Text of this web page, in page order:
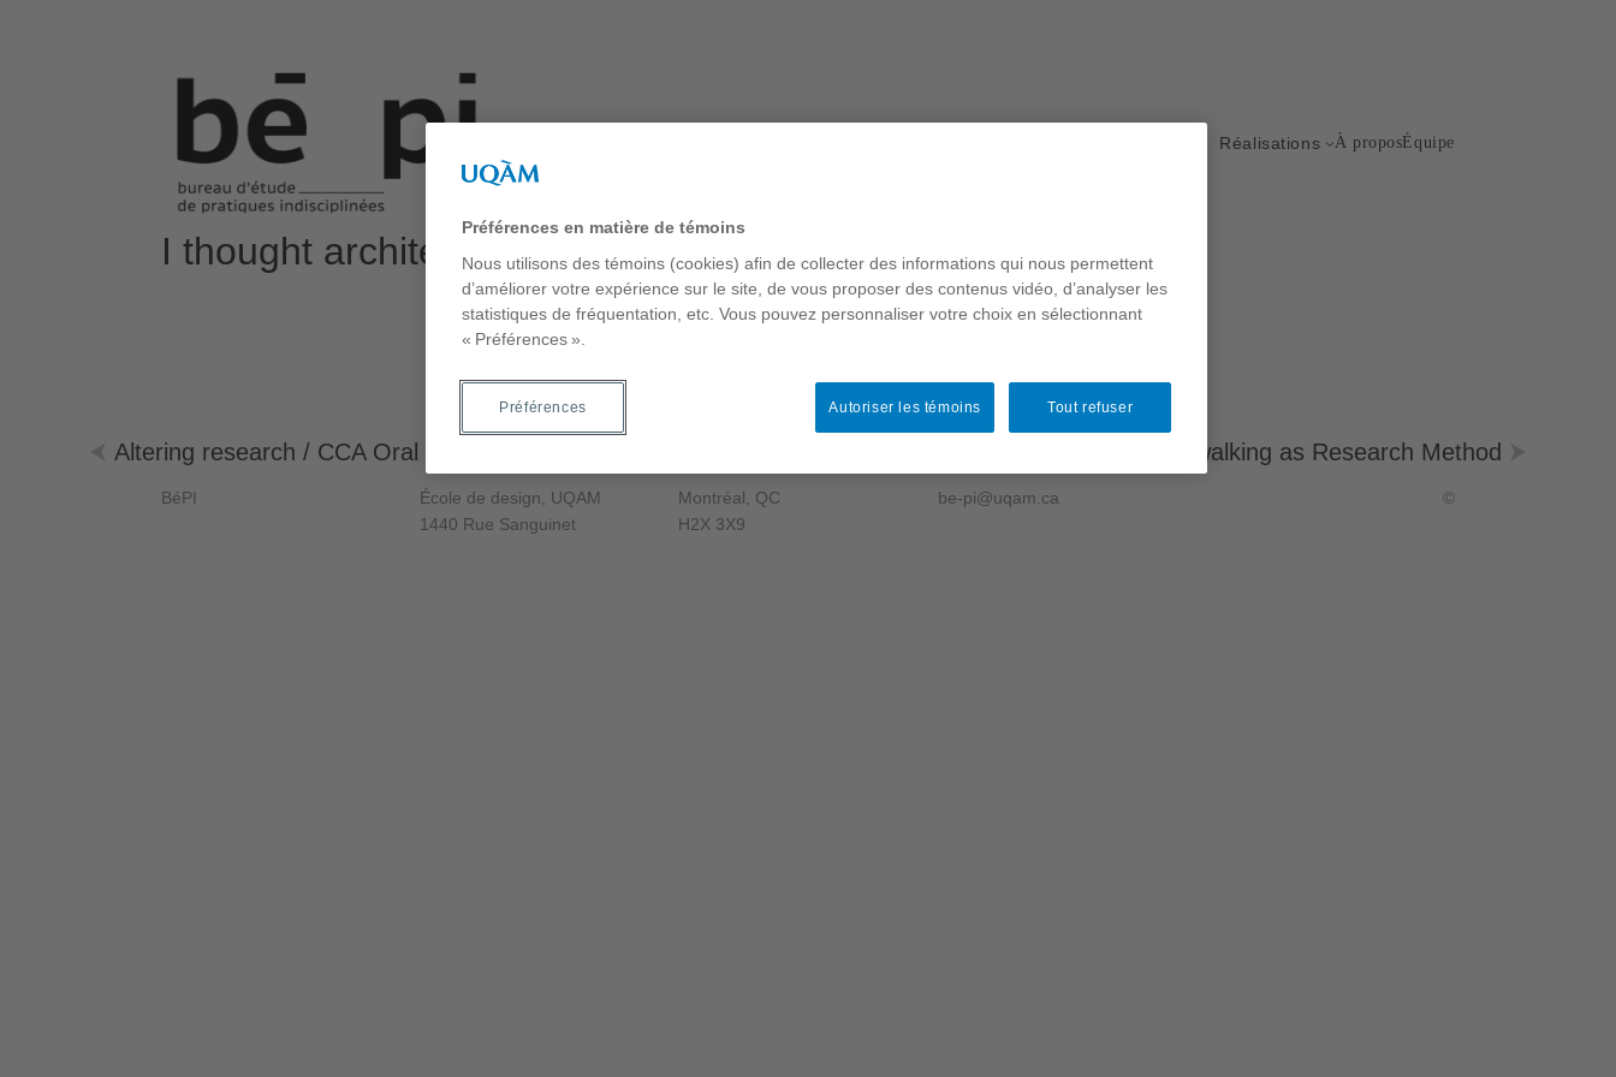
Réalisations À propos Équipe
I thought architecture was so boring
Altering research / CCA Oral History Narrative walking as Research Method
BéPI
École de design, UQAM
1440 Rue Sanguinet
Montréal, QC
H2X 3X9
be-pi@uqam.ca ©
Préférences en matière de témoins
Nous utilisons des témoins (cookies) afin de collecter des informations qui nous permettent
d’améliorer votre expérience sur le site, de vous proposer des contenus vidéo, d’analyser les
statistiques de fréquentation, etc. Vous pouvez personnaliser votre choix en sélectionnant
« Préférences ».
Tout refuser
Autoriser les témoins
Préférences